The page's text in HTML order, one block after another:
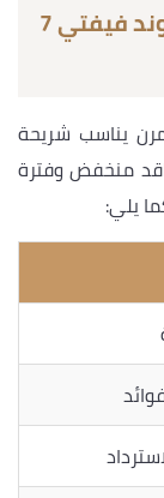
أنظمة السداد والتقسيط في كمبوند فيفتي 7
يناسب شريحة
منخفض وفترة
يلي: